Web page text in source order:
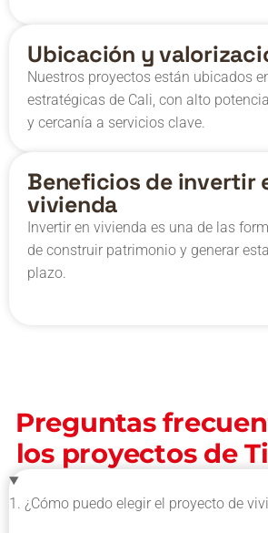
Ubicación y
Nuestros proyectos están ubicados
estratégicas de Cali, con alto
y cercanía a servicios clave.
Beneficios de invertir
vivienda
Invertir en vivienda es una de las
de construir patrimonio y generar
plazo.
Preguntas
los proyectos de
1. ¿Cómo puedo elegir el proyecto de